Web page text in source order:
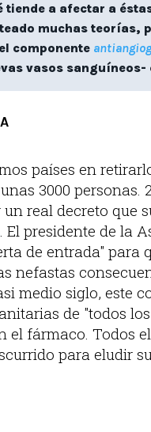
tiende a afectar a
muchas teorías,
componente
vasos
países en
3000
real decreto que
. El presidente de la
de entrada"
nefastas
medio siglo, este
de "todos
el fármaco. Todos
para eludir